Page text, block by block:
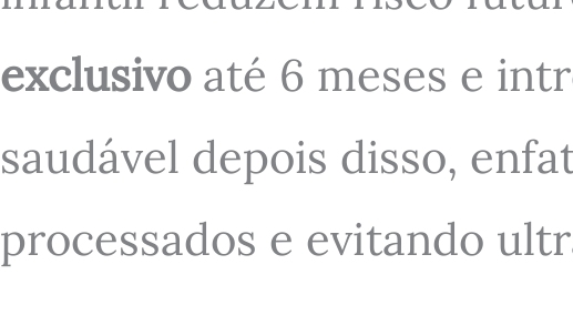
exclusivoaté 6 meses e
saudável depois disso,
processados e evitando